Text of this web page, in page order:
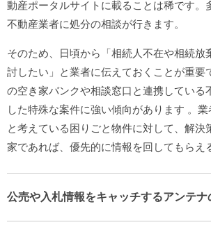
動産ポータルサイトに載ることは稀です。
不動産業者に処分の相談が行きます。
そのため、日頃から「相続人不在や相続放
討したい」と業者に伝えておくことが重要
の空き家バンクや相談窓口と連携している
した特殊な案件に強い傾向があります 。業
と考えている困りごと物件に対して、解決
家であれば、優先的に情報を回してもらえ
公売や入札情報をキャッチするアンテナ